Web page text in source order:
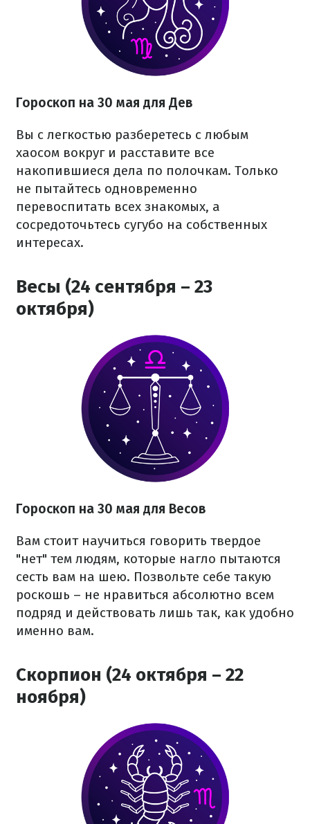
Гороскоп на 30 мая для Дев
Вы с легкостью разберетесь с любым
хаосом вокруг и расставите все
накопившиеся дела по полочкам. Только
не пытайтесь одновременно
перевоспитать всех знакомых, а
сосредоточьтесь сугубо на собственных
интересах.
Весы (24 сентября – 23
октября)
Гороскоп на 30 мая для Весов
Вам стоит научиться говорить твердое
"нет" тем людям, которые нагло пытаются
сесть вам на шею. Позвольте себе такую
роскошь – не нравиться абсолютно всем
подряд и действовать лишь так, как удобно
именно вам.
Скорпион (24 октября – 22
ноября)